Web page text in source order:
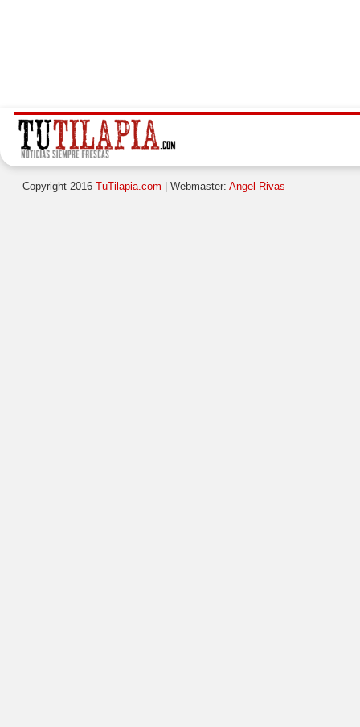
Copyright 2016 TuTilapia.com | Webmaster: Angel Rivas